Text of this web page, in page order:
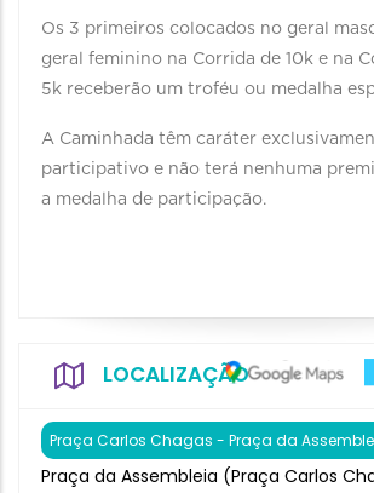
Os 3 primeiros colocados no geral
geral feminino na Corrida de 10k e na
5k receberão um troféu ou medalha
A Caminhada têm caráter
participativo e não terá nenhuma
a medalha de participação.
LOCALIZAÇÃO
Praça Carlos Chagas - Praça da
Praça da Assembleia (Praça Carlos